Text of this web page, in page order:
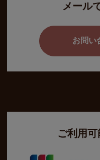
メール
お問い
ご利用